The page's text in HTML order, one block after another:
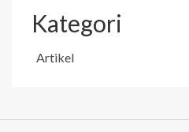
Kategori
Artikel